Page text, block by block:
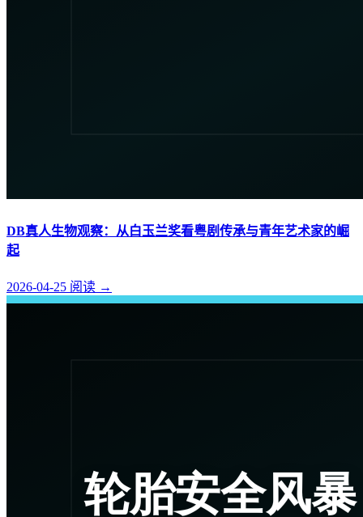
DB真人生物观察：从白玉兰奖看粤剧传承与青年艺术家的崛
起
2026-04-25 阅读 →